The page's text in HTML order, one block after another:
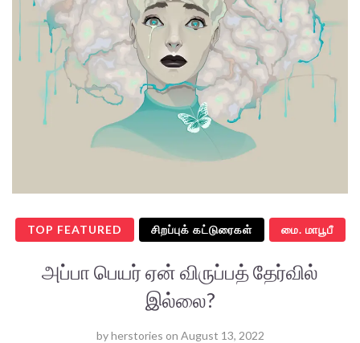
TOP FEATURED சிறப்புக் கட்டுரைகள் மை. மாபூபீ
அப்பா பெயர் ஏன் விருப்பத் தேர்வில்
இல்லை?
byherstories on August 13, 2022